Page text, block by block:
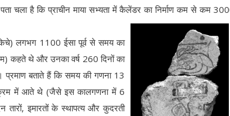
चला है कि प्राचीन माया सभ्यता में कैलेंडर का निर्माण कम से कम
किचे) लगभग 1100 ईसा पूर्व से समय का
कहते थे और उनका वर्ष 260 दिनों का
प्रमाण बताते हैं कि समय की गणना 13
में आते थे (जैसे इस कालगणना में 6
इमारतों के स्थापत्य और कुदरती